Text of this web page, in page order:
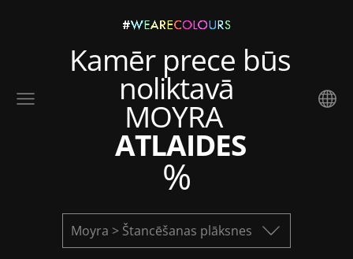
Kamēr prece būs
noliktavā
MOYRA
ATLAIDES
%
Moyra > Štancēšanas plāksnes